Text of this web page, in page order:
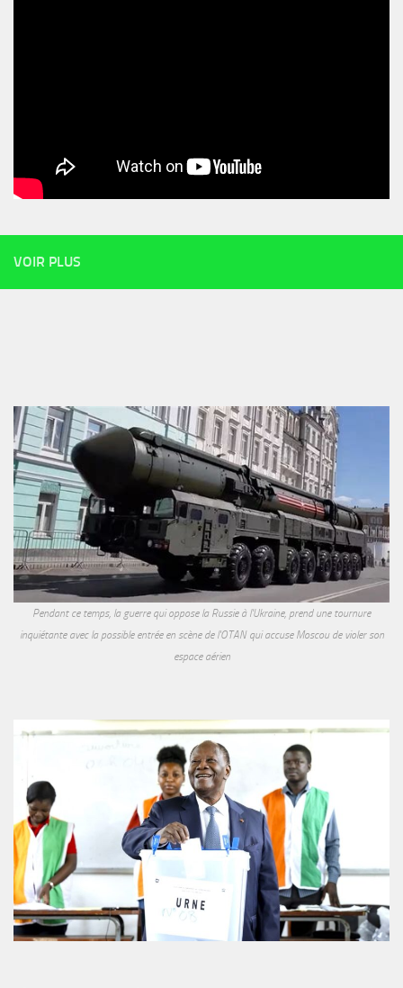
VOIR PLUS
Pendant ce temps, la guerre qui oppose la Russie à l'Ukraine, prend une tournure
inquiétante avec la possible entrée en scène de l'OTAN qui accuse Moscou de violer son
espace aérien